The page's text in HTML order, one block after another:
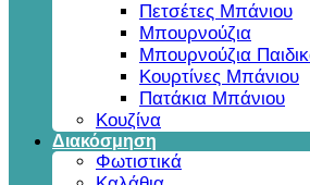
Πετσέτες Μπάνιου
Μπουρνούζια
Μπουρνούζια
Κουρτίνες Μπάνιου
Πατάκια Μπάνιου
Κουζίνα
Διακόσμηση
Φωτιστικά